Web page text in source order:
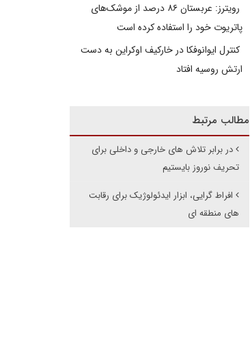
رویترز: عربستان ۸۶ درصد از موشک‌های
پاتریوت خود را استفاده کرده است
کنترل ایوانوفکا در خارکیف اوکراین به دست
ارتش روسیه افتاد
مطالب مرتبط
در برابر تلاش های خارجی و داخلی برای
تحریف نوروز بایستیم
افراط گرایی، ابزار ایدئولوژیک برای رقابت
های منطقه ای